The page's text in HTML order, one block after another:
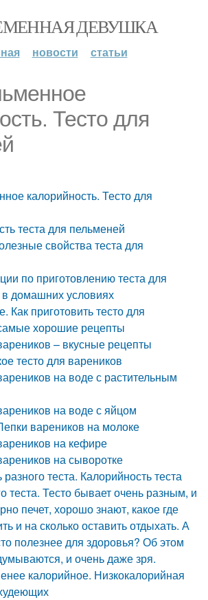
ДЕВУШКА
новости статьи
Тесто для
калорийность. Тесто для
теста для пельменей
свойства теста для
по приготовлению теста для
домашних условиях
Как приготовить тесто для
хорошие рецепты
– вкусные рецепты
тесто для вареников
на воде с растительным
на воде с яйцом
вареников на молоке
на кефире
на сыворотке
теста. Калорийность теста
теста. Тесто бывает очень разным, и
печет, хорошо знают, какое где
и на сколько оставить отдыхать. А
полезнее для здоровья? Об этом
и очень даже зря.
калорийное. Низкокалорийная